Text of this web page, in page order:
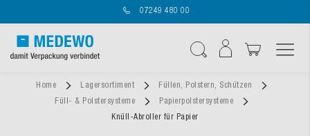
07249 480 00
Home Lagersortiment
Füllen, Polstern, Schützen
Füll- & Polstersysteme
Papierpolstersysteme
Knüll-Abroller für Papier